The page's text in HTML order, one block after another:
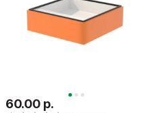
60.00 р.